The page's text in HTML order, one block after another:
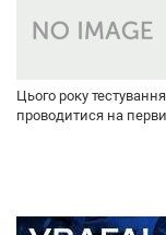
Цього року
проводитися на